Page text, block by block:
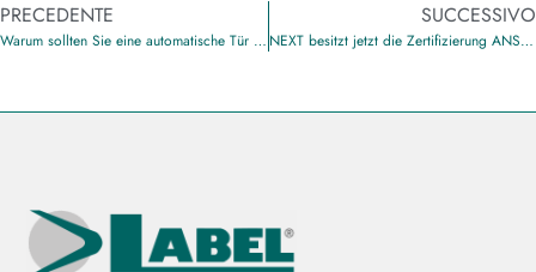
PRECEDENTE
Warum sollten Sie eine automatische Tür von LABEL in Ihrem Geschäft installieren?
SUCCESSIVO
NEXT besitzt jetzt die Zertifizierung ANSI/CAN/UL325